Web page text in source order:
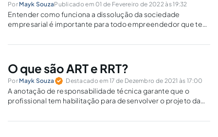
Por Mayk SouzaPublicado em 01 de Fevereiro de 2022 às 19:32
Entender como funciona a dissolução da sociedade
empresarial é importante para todo empreendedor que tem
Afinal de contas, apesar de ninguém pensar nisso no início do
O que são ART e RRT?
Por Mayk Souza Destacado em 17 de Dezembro de 2021 às 17:00
A anotação de responsabilidade técnica garante que o
profissional tem habilitação para desenvolver o projeto da
relacionado ao trabalho, a contratante fica juridicamente